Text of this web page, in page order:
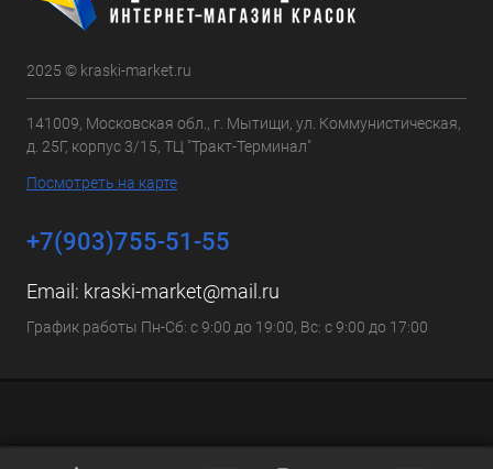
2025 © kraski-market.ru
141009, Московская обл., г. Мытищи, ул. Коммунистическая,
д. 25Г, корпус 3/15, ТЦ "Тракт-Терминал"
Посмотреть на карте
+7(903)755-51-55
Email: kraski-market@mail.ru
График работы Пн-Сб: с 9:00 до 19:00, Вс: с 9:00 до 17:00